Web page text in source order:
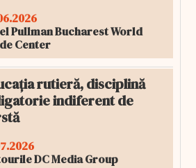
Pullman Bucharest World
Center
rutieră, disciplină
indiferent de
DC Media Group